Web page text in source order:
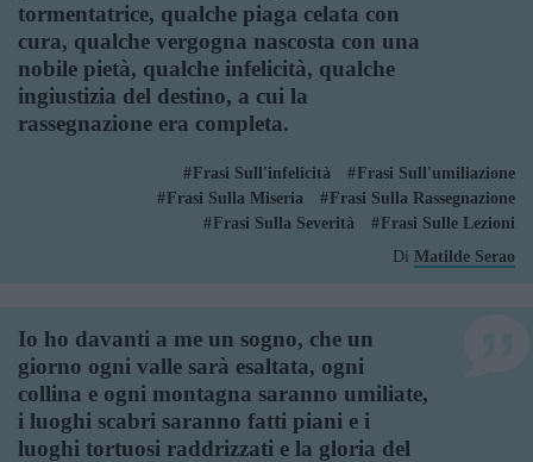
tormentatrice, qualche piaga celata con
cura, qualche vergogna nascosta con una
nobile pietà, qualche infelicità, qualche
ingiustizia del destino, a cui la
rassegnazione era completa.
Frasi Sull'infelicità
Frasi Sull'umiliazione
Frasi Sulla Miseria
Frasi Sulla Rassegnazione
Frasi Sulla Severità
Frasi Sulle Lezioni
Di Matilde Serao
Io ho davanti a me un sogno, che un
giorno ogni valle sarà esaltata, ogni
collina e ogni montagna saranno umiliate,
i luoghi scabri saranno fatti piani e i
luoghi tortuosi raddrizzati e la gloria del